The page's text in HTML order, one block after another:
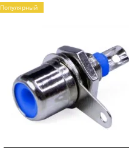
Популярный